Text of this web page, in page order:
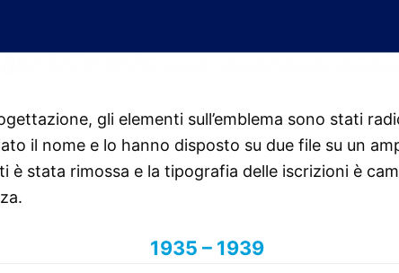
gli elementi sull’emblema sono stati
il nome e lo hanno disposto su due file su un
è stata rimossa e la tipografia delle iscrizioni è
1935 – 1939